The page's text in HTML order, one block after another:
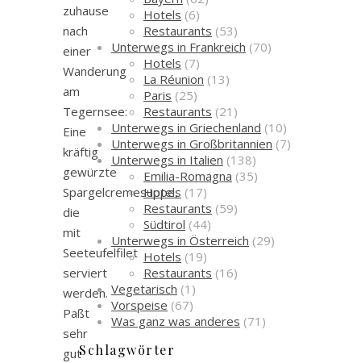
zuhause
nach
einer
Wanderung
am
Tegernsee:
Eine
kräftig
gewürzte
Spargelcremesuppe,
die
mit
Seeteufelfilet
serviert
werden.
Paßt
sehr
gut
Hotels (6)
Restaurants (53)
Unterwegs in Frankreich (70)
Hotels (7)
La Réunion (13)
Paris (25)
Restaurants (21)
Unterwegs in Griechenland (10)
Unterwegs in Großbritannien (7)
Unterwegs in Italien (138)
Emilia-Romagna (35)
Hotels (17)
Restaurants (59)
Südtirol (44)
Unterwegs in Österreich (29)
Hotels (19)
Restaurants (16)
Vegetarisch (1)
Vorspeise (67)
Was ganz was anderes (71)
Schlagwörter